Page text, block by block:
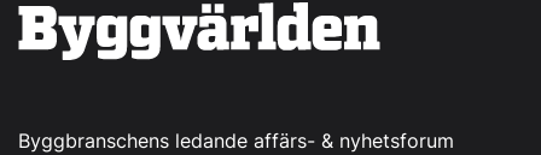
Byggbranschens ledande affärs- & nyhetsforum